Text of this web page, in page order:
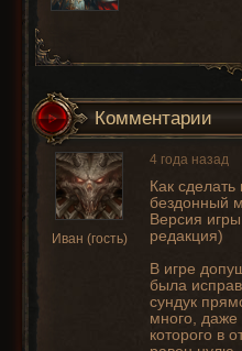
Комментарии
Иван (гость)
4 года назад
Как сделать
бездонный
Версия
редакция)
В игре
была
сундук
много,
которого в